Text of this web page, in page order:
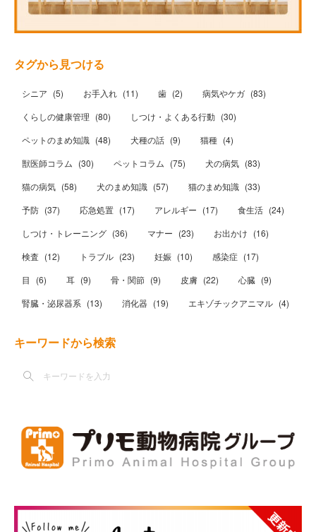
タグから見つける
シニア (5) お手入れ (11) 歯 (2) 病気やケガ (83)
くらしの健康管理 (80) しつけ・よくある行動 (30)
ペットのまめ知識 (48) 犬種の話 (9) 猫種 (4)
獣医師コラム (30) ペットコラム (75) 犬の病気 (83)
猫の病気 (58) 犬のまめ知識 (57) 猫のまめ知識 (33)
予防 (37) 応急処置 (17) アレルギー (17) 食生活 (24)
しつけ・トレーニング (36) マナー (23) お出かけ (16)
検査 (12) トラブル (23) 妊娠 (10) 感染症 (17)
目
(6) 耳 (9) 骨・関節 (9) 皮膚 (22) 心臓 (9)
腎臓・泌尿器系 (13) 消化器 (19) エキゾチックアニマル (4)
キーワードから検索